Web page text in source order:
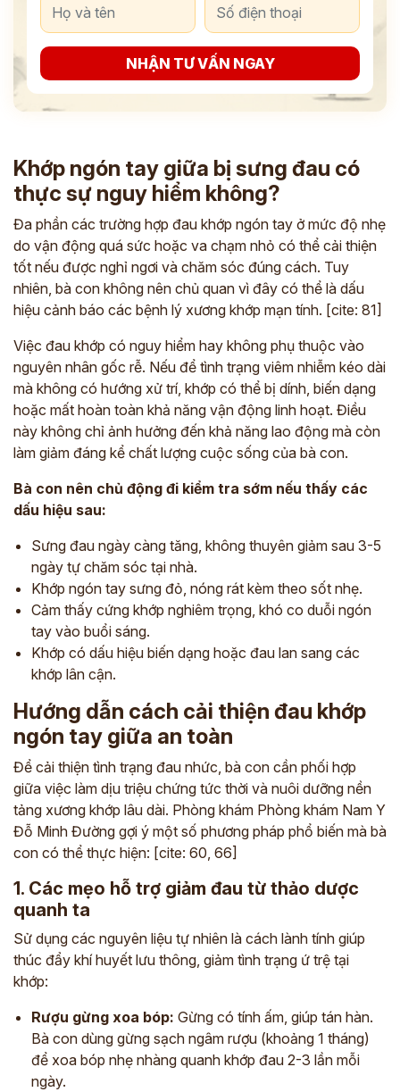
NHẬN TƯ VẤN NGAY
Khớp ngón tay giữa bị sưng đau có
thực sự nguy hiểm không?
Đa phần các trường hợp đau khớp ngón tay ở mức độ nhẹ
do vận động quá sức hoặc va chạm nhỏ có thể cải thiện
tốt nếu được nghỉ ngơi và chăm sóc đúng cách. Tuy
nhiên, bà con không nên chủ quan vì đây có thể là dấu
hiệu cảnh báo các bệnh lý xương khớp mạn tính. [cite: 81]
Việc đau khớp có nguy hiểm hay không phụ thuộc vào
nguyên nhân gốc rễ. Nếu để tình trạng viêm nhiễm kéo dài
mà không có hướng xử trí, khớp có thể bị dính, biến dạng
hoặc mất hoàn toàn khả năng vận động linh hoạt. Điều
này không chỉ ảnh hưởng đến khả năng lao động mà còn
làm giảm đáng kể chất lượng cuộc sống của bà con.
Bà con nên chủ động đi kiểm tra sớm nếu thấy các
dấu hiệu sau:
Sưng đau ngày càng tăng, không thuyên giảm sau 3-5
ngày tự chăm sóc tại nhà.
Khớp ngón tay sưng đỏ, nóng rát kèm theo sốt nhẹ.
Cảm thấy cứng khớp nghiêm trọng, khó co duỗi ngón
tay vào buổi sáng.
Khớp có dấu hiệu biến dạng hoặc đau lan sang các
khớp lân cận.
Hướng dẫn cách cải thiện đau khớp
ngón tay giữa an toàn
Để cải thiện tình trạng đau nhức, bà con cần phối hợp
giữa việc làm dịu triệu chứng tức thời và nuôi dưỡng nền
tảng xương khớp lâu dài. Phòng khám Phòng khám Nam Y
Đỗ Minh Đường gợi ý một số phương pháp phổ biến mà bà
con có thể thực hiện: [cite: 60, 66]
1. Các mẹo hỗ trợ giảm đau từ thảo dược
quanh ta
Sử dụng các nguyên liệu tự nhiên là cách lành tính giúp
thúc đẩy khí huyết lưu thông, giảm tình trạng ứ trệ tại
khớp:
Rượu gừng xoa bóp: Gừng có tính ấm, giúp tán hàn.
Bà con dùng gừng sạch ngâm rượu (khoảng 1 tháng)
để xoa bóp nhẹ nhàng quanh khớp đau 2-3 lần mỗi
ngày.